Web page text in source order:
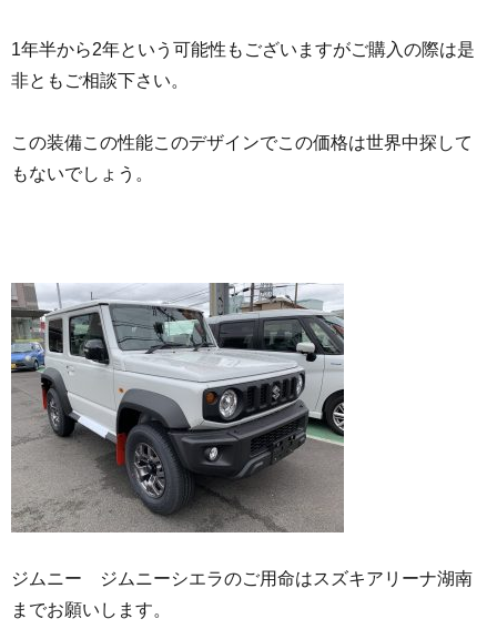
1年半から2年という可能性もございますがご購入の際は是
非ともご相談下さい。
この装備この性能このデザインでこの価格は世界中探して
もないでしょう。
ジムニー ジムニーシエラのご用命はスズキアリーナ湖南
までお願いします。